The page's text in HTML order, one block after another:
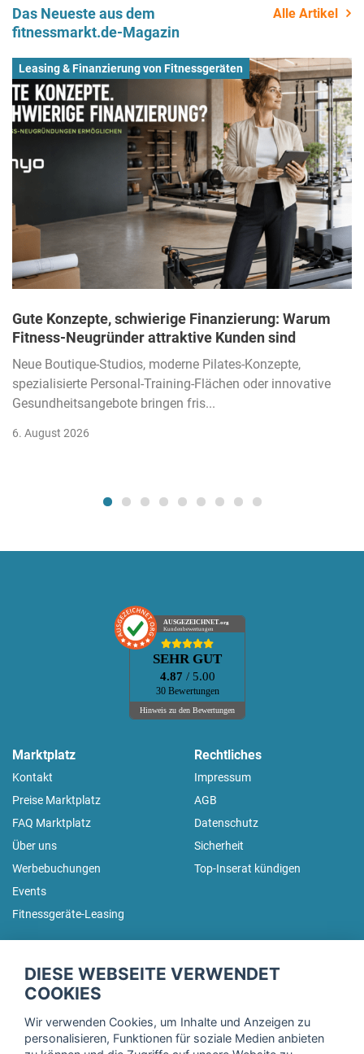
Das Neueste aus dem
fitnessmarkt.de-Magazin
Alle Artikel
Leasing & Finanzierung von Fitnessgeräten
Gute Konzepte, schwierige Finanzierung: Warum
Fitness-Neugründer attraktive Kunden sind
Neue Boutique-Studios, moderne Pilates-Konzepte,
spezialisierte Personal-Training-Flächen oder innovative
Gesundheitsangebote bringen fris...
6. August 2026
AUSGEZEICHNET.org
Kundenbewertungen
SEHR GUT
4.87 / 5.00
30 Bewertungen
Hinweis zu den Bewertungen
Marktplatz
Kontakt
Preise Marktplatz
FAQ Marktplatz
Über uns
Werbebuchungen
Events
Fitnessgeräte-Leasing
Rechtliches
Impressum
AGB
Datenschutz
Sicherheit
Top-Inserat kündigen
Trage dich hier für unseren Newsletter ein und erhalte regelmäßig
DIESE WEBSEITE VERWENDET
COOKIES
Wir verwenden Cookies, um Inhalte und Anzeigen zu
personalisieren, Funktionen für soziale Medien anbieten